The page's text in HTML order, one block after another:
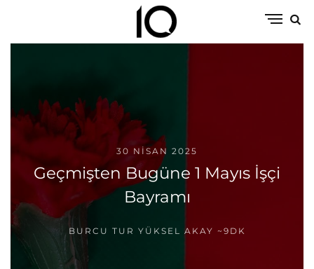
30 NISAN 2025
Geçmişten Bugüne 1 Mayıs İşçi
Bayramı
BURCU TUR YÜKSEL AKAY ~9DK